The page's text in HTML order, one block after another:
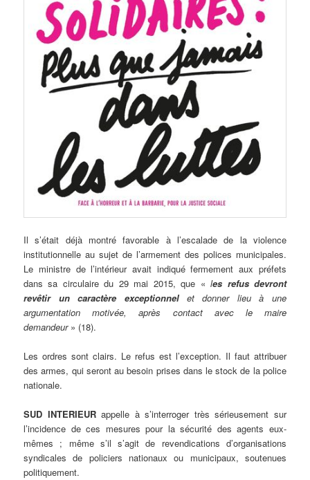
Il s’était déjà montré favorable à l’escalade de la violence
institutionnelle au sujet de l’armement des polices municipales.
Le ministre de l’intérieur avait indiqué fermement aux préfets
dans sa circulaire du 29 mai 2015, que «les refus devront
revêtir un caractère exceptionnelet donner lieu à une
argumentation motivée, après contact avec le maire
demandeur» (18).
Les ordres sont clairs. Le refus est l’exception. Il faut attribuer
des armes, qui seront au besoin prises dans le stock de la police
nationale.
SUD INTERIEURappelle à s’interroger très sérieusement sur
l’incidence de ces mesures pour la sécurité des agents eux-
mêmes ; même s’il s’agit de revendications d’organisations
syndicales de policiers nationaux ou municipaux, soutenues
politiquement.